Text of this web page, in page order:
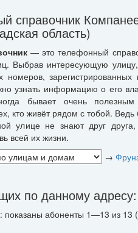
справочник
область)
— это телефонный
Выбрав интересующую
номеров,
узнать информацию о его
бывает очень полезным
кто живёт рядом с тобой. Ведь
улице не знают друг
всей их жизни.
→
по данному адресу:
: показаны абоненты 1—13 из 13